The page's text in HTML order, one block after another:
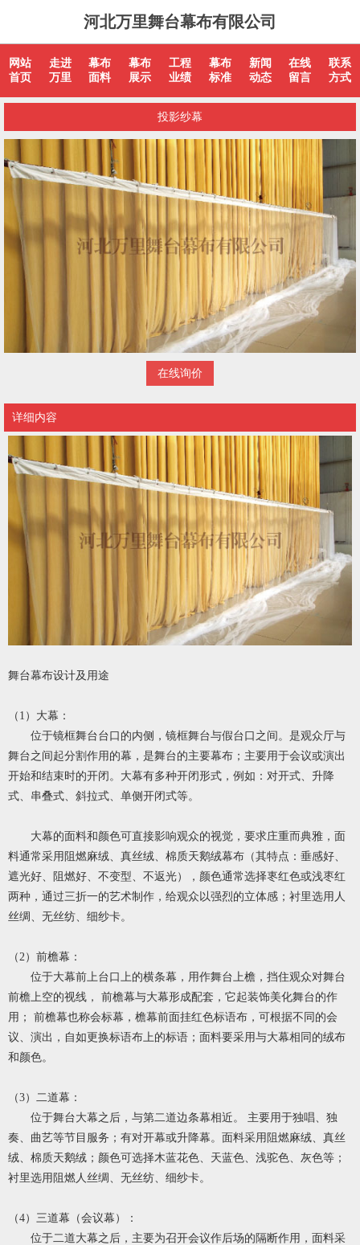
河北万里舞台幕布有限公司
网站
首页
走进
万里
幕布
面料
幕布
展示
工程
业绩
幕布
标准
新闻
动态
在线
留言
联系
方式
投影纱幕
在线询价
详细内容
舞台幕布设计及用途
（1）大幕：
位于镜框舞台台口的内侧，镜框舞台与假台口之间。是观众厅与
舞台之间起分割作用的幕，是舞台的主要幕布；主要用于会议或演出
开始和结束时的开闭。大幕有多种开闭形式，例如：对开式、升降
式、串叠式、斜拉式、单侧开闭式等。
大幕的面料和颜色可直接影响观众的视觉，要求庄重而典雅，面
料通常采用阻燃麻绒、真丝绒、棉质天鹅绒幕布（其特点：垂感好、
遮光好、阻燃好、不变型、不返光），颜色通常选择栆红色或浅枣红
两种，通过三折一的艺术制作，给观众以强烈的立体感；衬里选用人
丝绸、无丝纺、细纱卡。
（2）前檐幕：
位于大幕前上台口上的横条幕，用作舞台上檐，挡住观众对舞台
前檐上空的视线， 前檐幕与大幕形成配套，它起装饰美化舞台的作
用； 前檐幕也称会标幕，檐幕前面挂红色标语布，可根据不同的会
议、演出，自如更换标语布上的标语；面料要采用与大幕相同的绒布
和颜色。
（3）二道幕：
位于舞台大幕之后，与第二道边条幕相近。 主要用于独唱、独
奏、曲艺等节目服务；有对开幕或升降幕。面料采用阻燃麻绒、真丝
绒、棉质天鹅绒；颜色可选择木蓝花色、天蓝色、浅驼色、灰色等；
衬里选用阻燃人丝绸、无丝纺、细纱卡。
（4）三道幕（会议幕）：
位于二道大幕之后，主要为召开会议作后场的隔断作用，面料采